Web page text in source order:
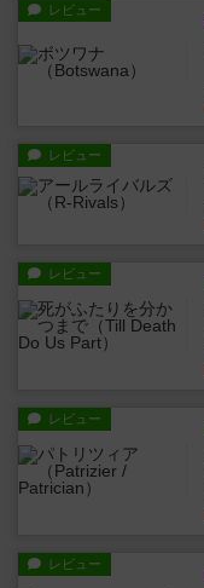
レビュー
レビュー
レビュー
レビュー
レビュー